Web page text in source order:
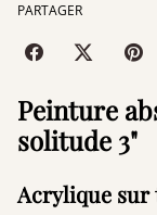
PARTAGER
Peinture
solitude 3"
Acrylique sur